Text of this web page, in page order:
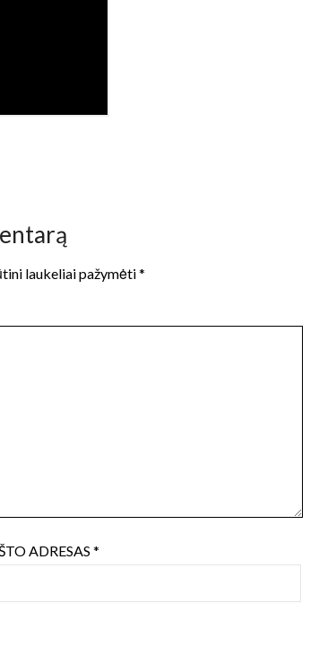
laukeliai pažymėti*
ADRESAS*